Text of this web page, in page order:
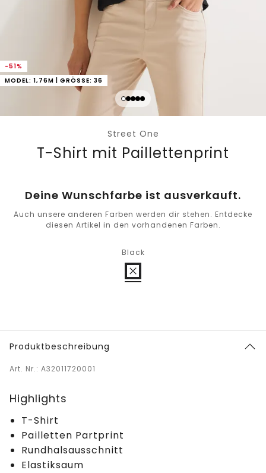
-51%
MODEL: 1,76M | GRÖSSE: 36
Street One
T-Shirt mit Paillettenprint
Deine Wunschfarbe ist ausverkauft.
Auch unsere anderen Farben werden dir stehen. Entdecke
diesen Artikel in den vorhandenen Farben.
Black
Produktbeschreibung
Art. Nr.: A32011720001
Highlights
T-Shirt
Pailletten Partprint
Rundhalsausschnitt
Elastiksaum